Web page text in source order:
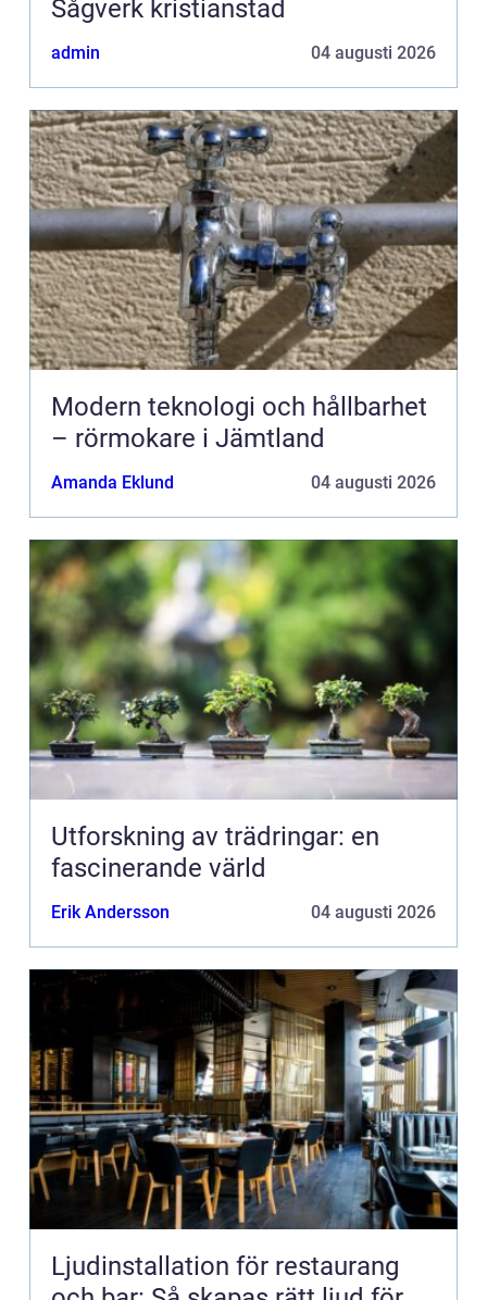
Sågverk kristianstad
admin 04 augusti 2026
Modern teknologi och hållbarhet
– rörmokare i Jämtland
Amanda Eklund 04 augusti 2026
Utforskning av trädringar: en
fascinerande värld
Erik Andersson 04 augusti 2026
Ljudinstallation för restaurang